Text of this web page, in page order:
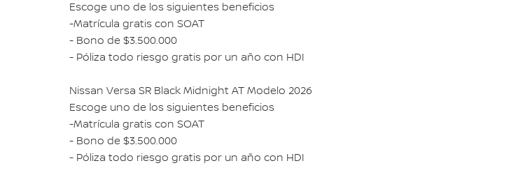
Escoge uno de los siguientes beneficios
-Matrícula gratis con SOAT
- Bono de $3.500.000
- Póliza todo riesgo gratis por un año con HDI
Nissan Versa SR Black Midnight AT Modelo 2026
Escoge uno de los siguientes beneficios
-Matrícula gratis con SOAT
- Bono de $3.500.000
- Póliza todo riesgo gratis por un año con HDI